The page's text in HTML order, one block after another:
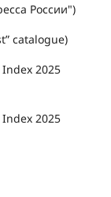
России")
catalogue)
2025
2025